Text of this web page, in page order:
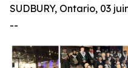
SUDBURY, Ontario, 03
--